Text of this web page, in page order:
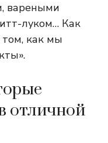
вареными
луком… Как
том, как мы
отличной